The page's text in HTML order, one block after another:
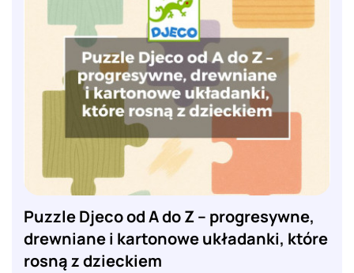
Puzzle Djeco od A do Z – progresywne,
drewniane i kartonowe układanki, które
rosną z dzieckiem